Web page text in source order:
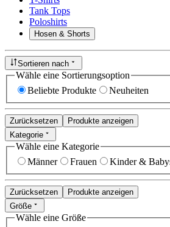
Tank Tops
Poloshirts
Hosen & Shorts
Sortieren nach
Wähle eine Sortierungsoption
Beliebte Produkte
Neuheiten
Zurücksetzen
Produkte anzeigen
Kategorie
Wähle eine Kategorie
Männer
Frauen Kinder &
Zurücksetzen
Produkte anzeigen
Größe
Wähle eine Größe